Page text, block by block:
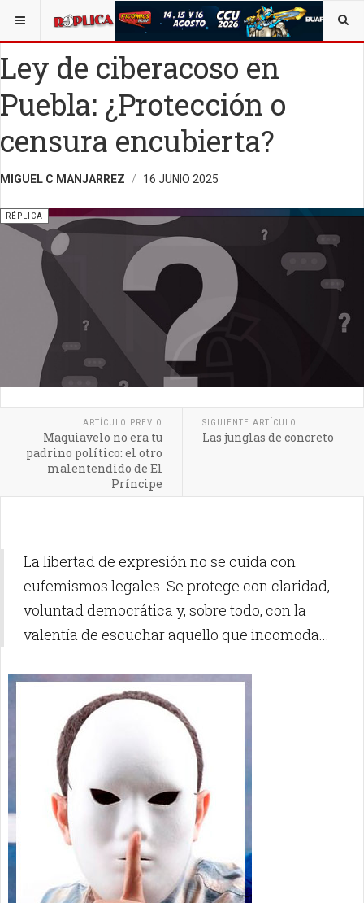
ESTÁ AQUÍ: ALEJANDRO C. MANJARREZ OPINIÓN RÉPLICA
Ley de ciberacoso en
Puebla: ¿Protección o
censura encubierta?
MIGUEL C MANJARREZ 16 JUNIO 2025
RÉPLICA
ARTÍCULO PREVIO
Maquiavelo no era tu
padrino político: el otro
malentendido de El
Príncipe
SIGUIENTE ARTÍCULO
Las junglas de concreto
La libertad de expresión no se cuida con
eufemismos legales. Se protege con claridad,
voluntad democrática y, sobre todo, con la
valentía de escuchar aquello que incomoda...